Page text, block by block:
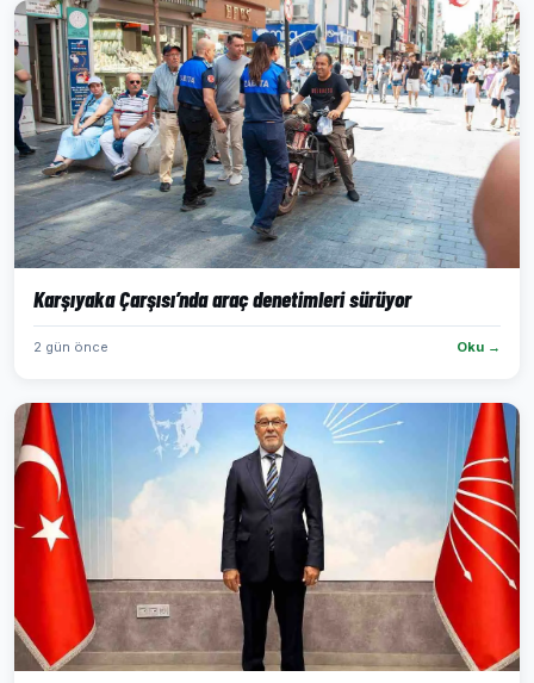
Karşıyaka Çarşısı’nda araç denetimleri sürüyor
2 gün önce Oku →